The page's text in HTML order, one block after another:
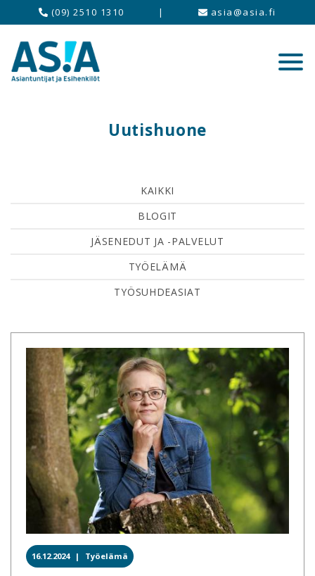
(09) 2510 1310 | asia@asia.fi
Uutishuone
KAIKKI
BLOGIT
JÄSENEDUT JA -PALVELUT
TYÖELÄMÄ
TYÖSUHDEASIAT
16.12.2024 | Työelämä